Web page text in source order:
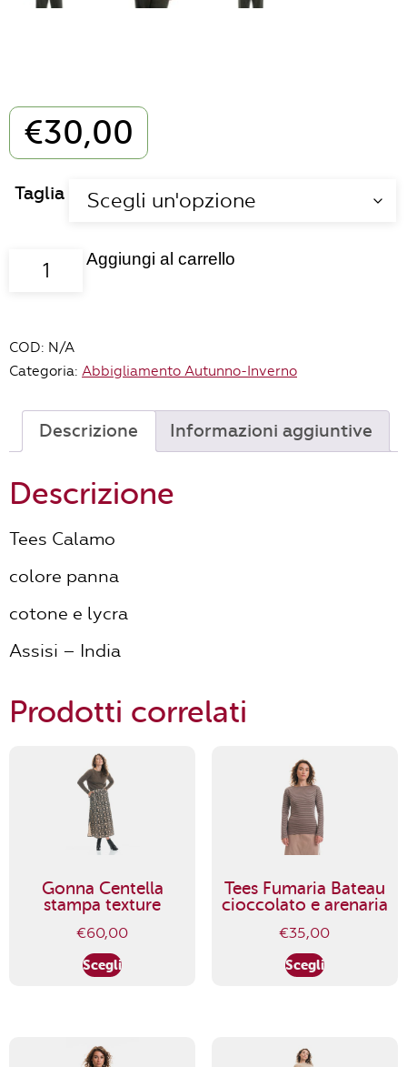
€30,00
Taglia
Tees
Calamo
Aggiungi al carrello
COD: N/A
Categoria: Abbigliamento Autunno-Inverno
Descrizione Informazioni aggiuntive
Descrizione
Tees Calamo
colore panna
cotone e lycra
Assisi – India
Prodotti correlati
Gonna Centella
stampa texture
€60,00
Scegli
Tees Fumaria Bateau
cioccolato e arenaria
€35,00
Scegli